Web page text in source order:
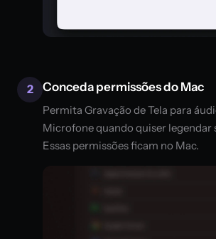
2 Conceda permissões do Mac
Permita Gravação de Tela para
Microfone quando quiser legendar
Essas permissões ficam no Mac.